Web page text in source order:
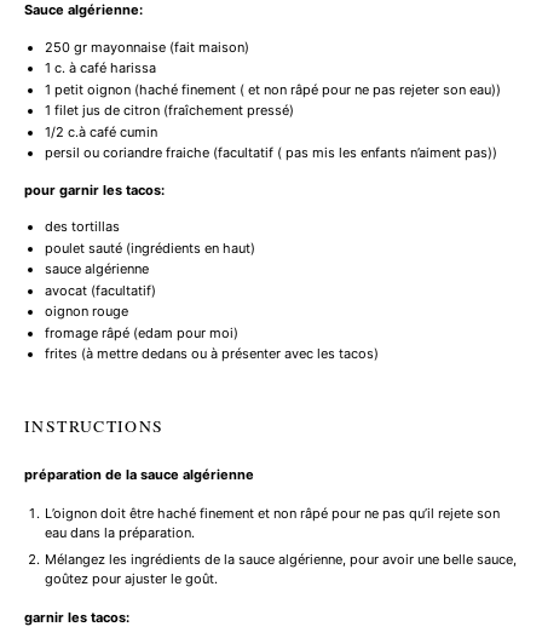
Sauce algérienne:
250gr mayonnaise (fait maison)
1 c. à café harissa
1 petit oignon (haché finement ( et non râpé pour ne pas rejeter son eau))
1 filet jus de citron (fraîchement pressé)
1/2 c.à café cumin
persil ou coriandre fraiche (facultatif ( pas mis les enfants n’aiment pas))
pour garnir les tacos:
des tortillas
poulet sauté (ingrédients en haut)
sauce algérienne
avocat (facultatif)
oignon rouge
fromage râpé (edam pour moi)
frites (à mettre dedans ou à présenter avec les tacos)
INSTRUCTIONS
préparation de la sauce algérienne
L’oignon doit être haché finement et non râpé pour ne pas qu’il rejete son
eau dans la préparation.
Mélangez les ingrédients de la sauce algérienne, pour avoir une belle sauce,
goûtez pour ajuster le goût.
garnir les tacos: